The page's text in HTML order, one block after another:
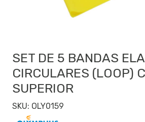
SET DE 5 BANDAS
CIRCULARES (LOOP)
SUPERIOR
SKU: OLY0159